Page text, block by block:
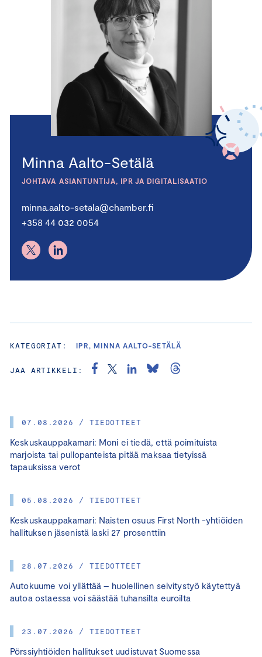
07.08.2026 / TIEDOTTEET
Keskuskauppakamari: Moni ei tiedä, että poimituista
marjoista tai pullopanteista pitää maksaa tietyissä
tapauksissa verot
05.08.2026 / TIEDOTTEET
Keskuskauppakamari: Naisten osuus First North -yhtiöiden
hallituksen jäsenistä laski 27 prosenttiin
28.07.2026 / TIEDOTTEET
Autokuume voi yllättää – huolellinen selvitystyö käytettyä
autoa ostaessa voi säästää tuhansilta euroilta
23.07.2026 / TIEDOTTEET
Pörssiyhtiöiden hallitukset uudistuvat Suomessa
Minna Aalto-Setälä
JOHTAVA ASIANTUNTIJA, IPR JA DIGITALISAATIO
minna.aalto-setala@chamber.fi
+358 44 032 0054
KATEGORIAT: IPR, MINNA AALTO-SETÄLÄ
JAA ARTIKKELI: